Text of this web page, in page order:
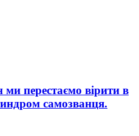
перестаємо вірити в
самозванця.